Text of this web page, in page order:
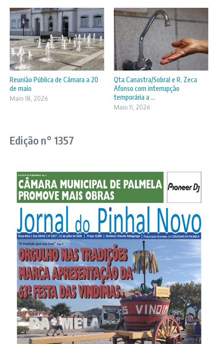
Reunião Pública de Câmara a 20
de maio
Maio 18, 2026
Qta Canastra/Sobral e R. Zeca
Afonso com interrupção
temporária a ...
Maio 11, 2026
Edição n° 1357